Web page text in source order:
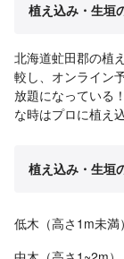
植え込み・生垣
北海道虻田郡の植
較し、オンライン
放題になっている
な時はプロに植え
植え込み・生垣
低木（高さ1m未満